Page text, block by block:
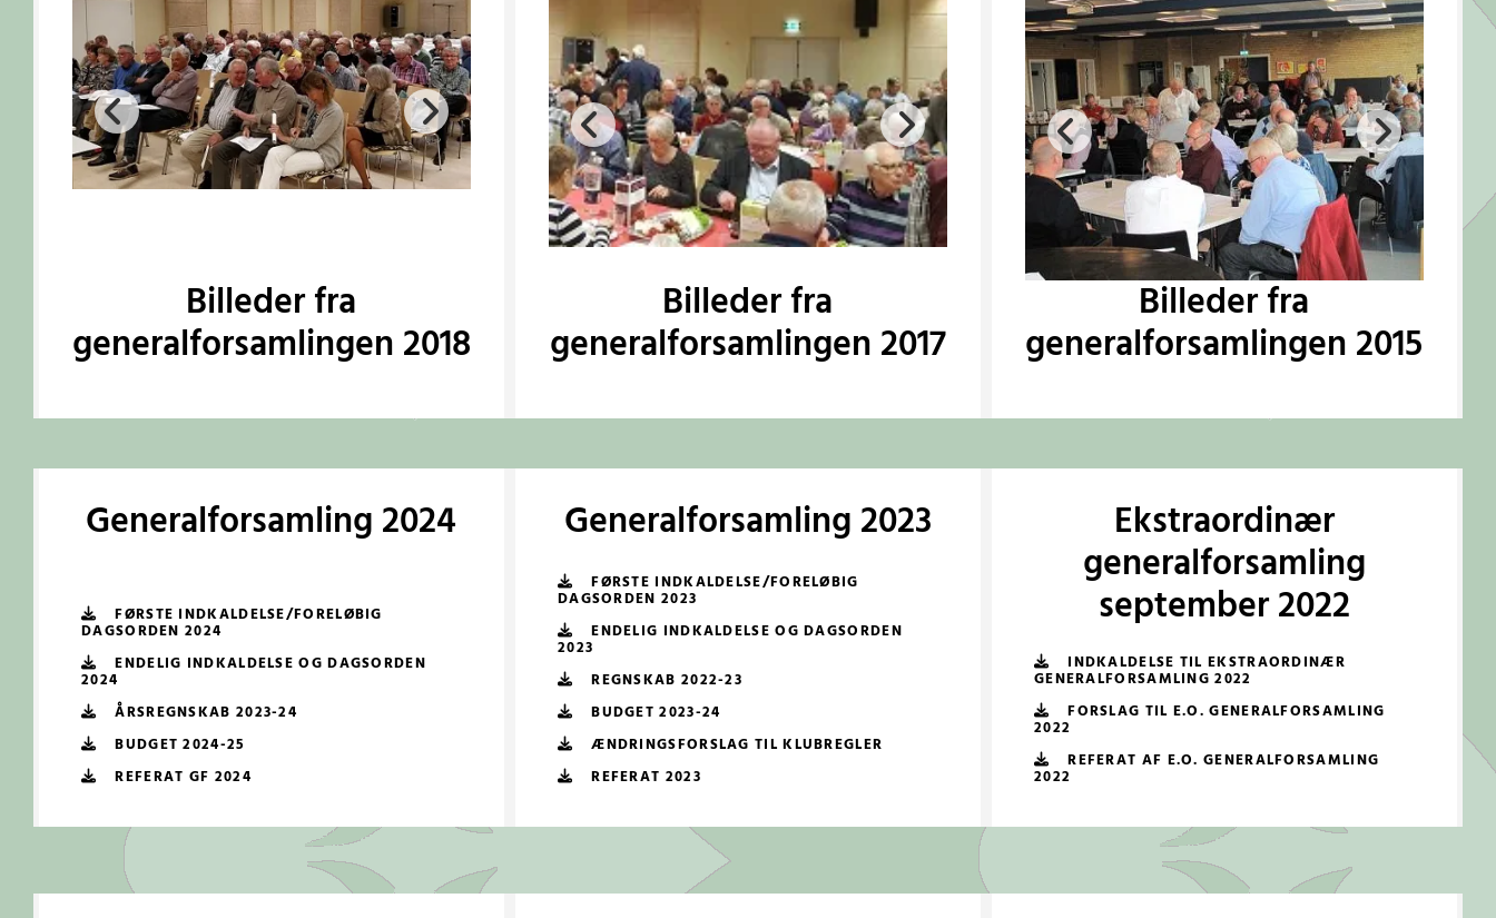
Billeder fra
generalforsamlingen 2018
Billeder fra
generalforsamlingen 2017
Billeder fra
generalforsamlingen 2015
Generalforsamling 2024
FØRSTE INDKALDELSE/FORELØBIG
DAGSORDEN 2024
ENDELIG INDKALDELSE OG DAGSORDEN
2024
ÅRSREGNSKAB 2023-24
BUDGET 2024-25
REFERAT GF 2024
Generalforsamling 2023
FØRSTE INDKALDELSE/FORELØBIG
DAGSORDEN 2023
ENDELIG INDKALDELSE OG DAGSORDEN
2023
REGNSKAB 2022-23
BUDGET 2023-24
ÆNDRINGSFORSLAG TIL KLUBREGLER
REFERAT 2023
Ekstraordinær
generalforsamling
september 2022
INDKALDELSE TIL EKSTRAORDINÆR
GENERALFORSAMLING 2022
FORSLAG TIL E.O. GENERALFORSAMLING
2022
REFERAT AF E.O. GENERALFORSAMLING
2022